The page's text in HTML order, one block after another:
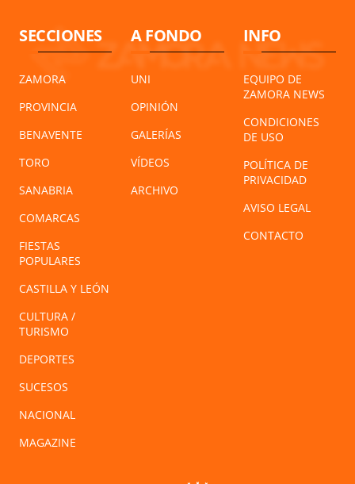
SECCIONES
ZAMORA
PROVINCIA
BENAVENTE
TORO
SANABRIA
COMARCAS
FIESTAS
POPULARES
CASTILLA Y LEÓN
CULTURA /
TURISMO
DEPORTES
SUCESOS
NACIONAL
MAGAZINE
A FONDO
UNI
OPINIÓN
GALERÍAS
VÍDEOS
ARCHIVO
INFO
EQUIPO DE
ZAMORA NEWS
CONDICIONES
DE USO
POLÍTICA DE
PRIVACIDAD
AVISO LEGAL
CONTACTO